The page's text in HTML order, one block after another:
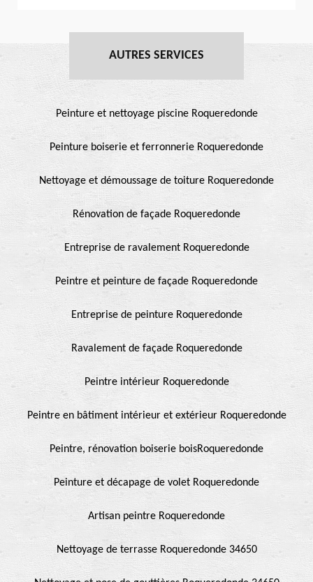
AUTRES SERVICES
Peinture et nettoyage piscine Roqueredonde
Peinture boiserie et ferronnerie Roqueredonde
Nettoyage et démoussage de toiture Roqueredonde
Rénovation de façade Roqueredonde
Entreprise de ravalement Roqueredonde
Peintre et peinture de façade Roqueredonde
Entreprise de peinture Roqueredonde
Ravalement de façade Roqueredonde
Peintre intérieur Roqueredonde
Peintre en bâtiment intérieur et extérieur Roqueredonde
Peintre, rénovation boiserie boisRoqueredonde
Peinture et décapage de volet Roqueredonde
Artisan peintre Roqueredonde
Nettoyage de terrasse Roqueredonde 34650